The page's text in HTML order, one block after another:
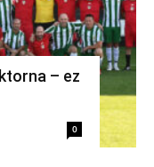
– ez
0